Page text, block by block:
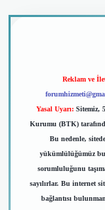
Reklam ve
Yasal Uyarı: Sitemiz,
Kurumu (BTK)
Bu nedenle,
yükümlülüğümüz
sorumluluğunu
sayılırlar. Bu internet
bağlantısı